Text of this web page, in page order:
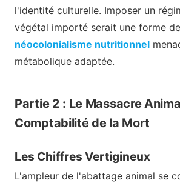
l'identité culturelle. Imposer un
végétal importé serait une forme de
néocolonialisme nutritionnel
métabolique adaptée.
Partie 2 : Le Massacre
Comptabilité de la Mort
Les Chiffres Vertigineux
L'ampleur de l'abattage animal se